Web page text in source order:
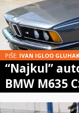
PIŠE: IVAN IGLOO GLUHAK
“Najkul”
BMW M635